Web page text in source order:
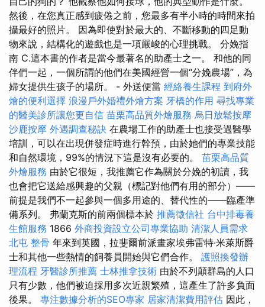
然後，在您真正感到疲倦之前，您最多有半小時的時間來拍
攝最好的照片。 因為即使對於最大的、不斷移動的四足動
物來說，結構化的遊戲也是一項嚴峻的心理挑戰。 分娩指
南 C.這本書的作者是當今最著名的助產士之一。 和他的同
伴們一起，一個所謂的他們在美國經營一個“分娩農場”，為
婦女提供生孩子的場所。 - 外送便當 經絡養生課程 到府外
燴的便利選擇 浪漫戶外婚禮外燴方案 牙橋的作用 尋找專業
的醫美診所讓您更自信 苗栗高品質外燴服務 烏日放鬆按摩
沙鹿按摩 外遇調查秘訣 在農場工作的助產士也接受過醫學
培訓，可以在出現併發症時進行幹預，由於她們的專業技能
和自然環境，99%的情況下這是沒有必要的。 苗栗高品質
外燴服務 由於它很短，我推薦它作為關於分娩的初讀，我
也會把它送給感興趣的父親（標記對他們有用的部分）——
前提是我們不一起參與一個多用途的、替代性的——臨產準
備系列。 弗蘭克斯的前兩個標本於 推薦徵信社 台中排毒養
生館服務 1866 外商投資設立公司專業協助 清潔人員需求
北屯 整骨 年來到英國，拉斐爾前派畫家埃弗雷特·米萊斯爵
士和其他一些熱情的飼養員開始與它們合作。 護照換發辦
理流程 牙醫診所推薦 士林推拿技術 由於不列顛群島的人口
只有少數，他們被迫採用多次近親繁殖，這產生了許多負面
後果。 專注數據分析的SEO專家 居家清潔費用評估 因此，